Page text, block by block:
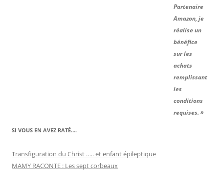
Partenaire
Amazon, je
réalise un
bénéfice
sur les
achats
remplissant
les
conditions
requises. »
SI VOUS EN AVEZ RATÉ….
Transfiguration du Christ ….. et enfant épileptique
MAMY RACONTE : Les sept corbeaux